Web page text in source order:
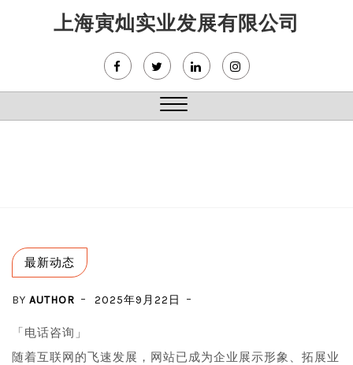
上海寅灿实业发展有限公司
Close
最新动态
BY AUTHOR 2025年9月22日
「电话咨询」
随着互联网的飞速发展，网站已成为企业展示形象、拓展业